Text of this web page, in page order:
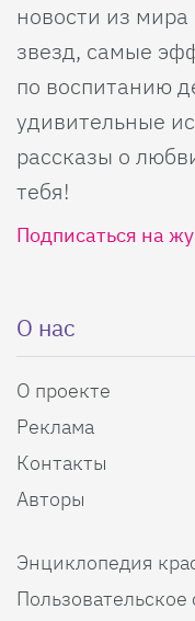
новости из
звезд, самые
по воспитанию
удивительные
рассказы о
тебя!
Подписаться на
О нас
О проекте
Реклама
Контакты
Авторы
Энциклопедия